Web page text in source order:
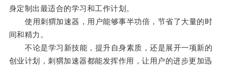
身定制出最适合的学习和工作计划。
使用刺猬加速器，用户能够事半功倍，节省了大量的时
间和精力。
不论是学习新技能，提升自身素质，还是展开一项新的
创业计划，刺猬加速器都能发挥作用，让用户的进步更加迅